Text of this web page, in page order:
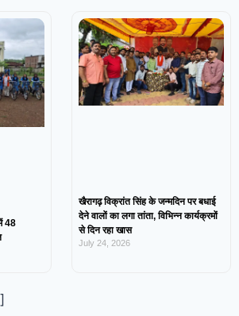
48
खैरागढ़ विक्रांत सिंह के जन्मदिन पर बधाई
देने वालों का लगा तांता, विभिन्न कार्यक्रमों
से दिन रहा खास
July 24, 2026